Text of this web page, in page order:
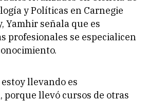
y Políticas en Carnegie
Yamhir señala que es
profesionales se especialicen
llevando es
llevó cursos de otras